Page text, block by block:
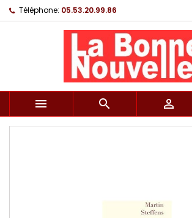
Téléphone: 05.53.20.99.86
  